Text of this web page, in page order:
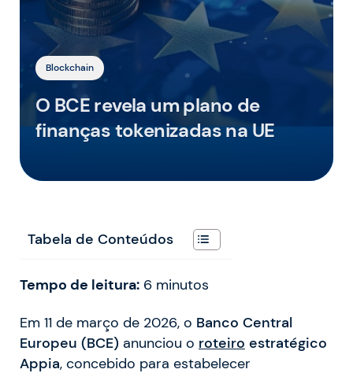
Blockchain
O BCE revela um plano de
finanças tokenizadas na UE
Tabela de Conteúdos
Tempo de leitura: 6 minutos
Em 11 de março de 2026, o Banco Central
Europeu (BCE) anunciou o roteiro estratégico
Appia, concebido para estabelecer